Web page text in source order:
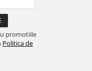
promotiile
Politica de